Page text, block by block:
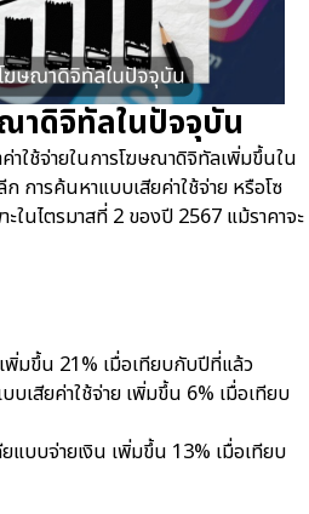
าดิจิทัลในปัจจุบัน
าใช้จ่ายในการโฆษณาดิจิทัลเพิ่มขึ้นใน
การค้นหาแบบเสียค่าใช้จ่าย หรือโซ
ะในไตรมาสที่ 2 ของปี 2567 แม้ราคาจะ
พิ่มขึ้น 21% เมื่อเทียบกับปีที่แล้ว
บเสียค่าใช้จ่าย เพิ่มขึ้น 6% เมื่อเทียบ
ยแบบจ่ายเงิน เพิ่มขึ้น 13% เมื่อเทียบ